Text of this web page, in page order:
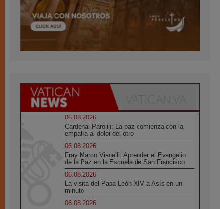
06.08.2026
Cardenal Parolin: La paz comienza con la
empatía al dolor del otro
06.08.2026
Fray Marco Vianelli: Aprender el Evangelio
de la Paz en la Escuela de San Francisco
06.08.2026
La visita del Papa León XIV a Asís en un
minuto
06.08.2026